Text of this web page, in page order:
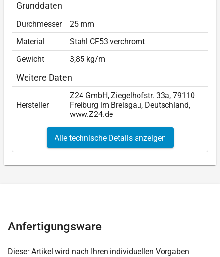
Grunddaten
Durchmesser
25 mm
Material
Stahl CF53 verchromt
Gewicht
3,85 kg/m
Weitere Daten
Hersteller
Z24 GmbH, Ziegelhofstr. 33a, 79110
Freiburg im Breisgau, Deutschland,
www.Z24.de
Alle technische Details anzeigen
Anfertigungsware
Dieser Artikel wird nach Ihren individuellen Vorgaben